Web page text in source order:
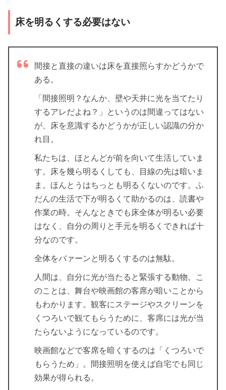
床を明るくする必要はない
間接と直接の違いは床を直接照らすかどうかで
ある。
「間接照明？なんか、壁や天井に光を当てたり
するアレだよね？」というのは間違ってはない
が、床を意識するかどうかが正しい認識の分か
れ目。
私たちは、ほとんどが前を向いて生活していま
す。床を幾ら明るくしても、目線の先は暗いま
ま。ほんとうはちっとも明るくないのです。ふ
だんの生活で下が明るくて助かるのは、読書や
作業の時。そんなときでも床全体が明るい必要
はなく、自分の周りと手元を明るくできれば十
分なのです。
全体をバァーンと明るくするのは無駄。
人間は、自分に光が当たると緊張する動物。こ
のことは、舞台や映画館の客席が暗いことから
もわかります。観客にステージやスクリーンを
くつろいで観てもらうために、客席には光が当
たらないようになっているのです。
映画館などで客席を暗くするのは「くつろいで
もらうため」。間接照明を使えば自宅でも同じ
効果が得られる。